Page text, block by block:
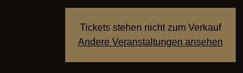
Tickets stehen nicht zum Verkauf
Andere Veranstaltungen ansehen